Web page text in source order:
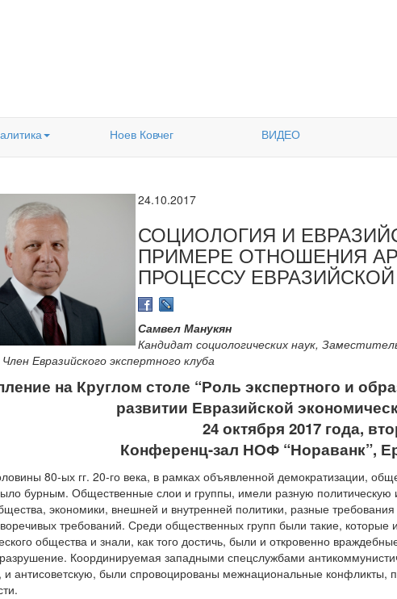
Ноев Ковчег ВИДЕО
24.10.2017
СОЦИОЛОГИЯ И
ПРИМЕРЕ ОТНОШЕНИЯ
ПРОЦЕССУ
Самвел Манукян
Кандидат социологических наук,
Евразийского экспертного клуба
на Круглом столе “Роль экспертного и
развитии Евразийской
24 октября 2017 года,
Конференц-зал НОФ “Нораванк”,
80-ых гг. 20-го века, в рамках объявленной демократизации,
бурным. Общественные слои и группы, имели разную политическую
экономики, внешней и внутренней политики, разные
требований. Среди общественных групп были такие, которые
общества и знали, как того достичь, были и откровенно
Координируемая западными спецслужбами
и антисоветскую, были спровоцированы межнациональные